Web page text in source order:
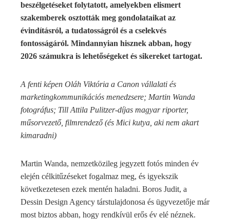
beszélgetéseket folytatott, amelyekben elismert
szakemberek osztották meg gondolataikat az
évindításról, a tudatosságról és a cselekvés
fontosságáról. Mindannyian hisznek abban, hogy
2026 számukra is lehetőségeket és sikereket tartogat.
A fenti képen Oláh Viktória a Canon vállalati és
marketingkommunikációs menedzsere; Martin Wanda
fotográfus; Till Attila Pulitzer-díjas magyar riporter,
műsorvezető, filmrendező (és Mici kutya, aki nem akart
kimaradni)
Martin Wanda, nemzetközileg jegyzett fotós minden év
elején célkitűzéseket fogalmaz meg, és igyekszik
következetesen ezek mentén haladni. Boros Judit, a
Dessin Design Agency társtulajdonosa és ügyvezetője már
most biztos abban, hogy rendkívül erős év elé néznek.